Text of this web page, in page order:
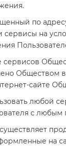
по
сервисы на
сервисов
Обществом
сайте
любой
с
на